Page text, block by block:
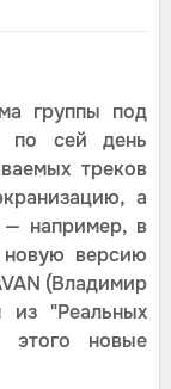
группы под
по сей день
треков
а
— например, в
версию
(Владимир
"Реальных
этого новые